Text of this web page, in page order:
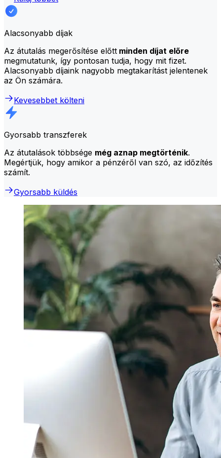
Alacsonyabb díjak
Az átutalás megerősítése előtt minden díjat előre
megmutatunk, így pontosan tudja, hogy mit fizet.
Alacsonyabb díjaink nagyobb megtakarítást jelentenek
az Ön számára.
Kevesebbet költeni
Gyorsabb transzferek
Az átutalások többsége még aznap megtörténik.
Megértjük, hogy amikor a pénzéről van szó, az időzítés
számít.
Gyorsabb küldés